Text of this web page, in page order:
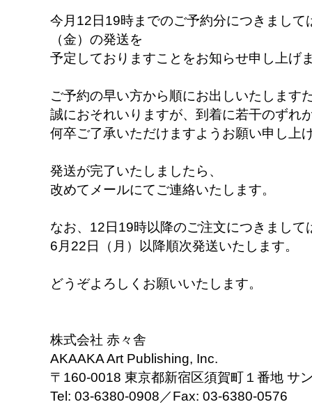
今月12日19時までのご予約分につきまし
（金）の発送を
予定しておりますことをお知らせ申し上げ
ご予約の早い方から順にお出しいたします
誠におそれいりますが、到着に若干のずれ
何卒ご了承いただけますようお願い申し上
発送が完了いたしましたら、
改めてメールにてご連絡いたします。
なお、12日19時以降のご注文につきまして
6月22日（月）以降順次発送いたします。
どうぞよろしくお願いいたします。
株式会社 赤々舎
AKAAKA Art Publishing, Inc.
〒160-0018 東京都新宿区須賀町１番地 サ
Tel: 03-6380-0908／Fax: 03-6380-0576